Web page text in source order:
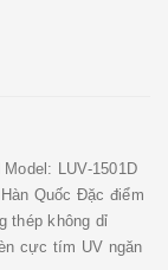
LUV-1501D
Quốc Đặc điểm
thép không dỉ
cực tím UV ngăn